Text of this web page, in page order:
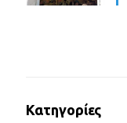
Κατηγορίες